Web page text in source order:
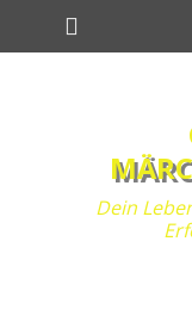
Inhalt
Primäres Menü
Dein